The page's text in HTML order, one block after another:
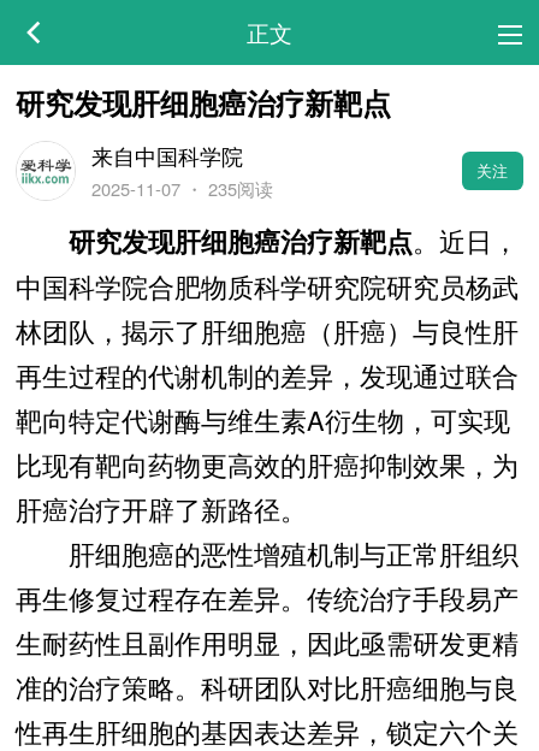
正文
研究发现肝细胞癌治疗新靶点
来自中国科学院
2025-11-07・ 235阅读
关注
研究发现肝细胞癌治疗新靶点。近日，
中国科学院合肥物质科学研究院研究员杨武
林团队，揭示了肝细胞癌（肝癌）与良性肝
再生过程的代谢机制的差异，发现通过联合
靶向特定代谢酶与维生素A衍生物，可实现
比现有靶向药物更高效的肝癌抑制效果，为
肝癌治疗开辟了新路径。
肝细胞癌的恶性增殖机制与正常肝组织
再生修复过程存在差异。传统治疗手段易产
生耐药性且副作用明显，因此亟需研发更精
准的治疗策略。科研团队对比肝癌细胞与良
性再生肝细胞的基因表达差异，锁定六个关